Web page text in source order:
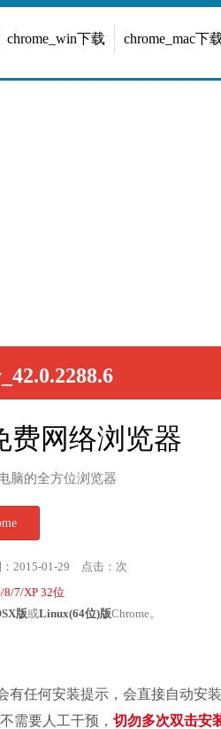
chrome_win下载 chrome_mac下
费网络浏览器
脑的全方位浏览器
2015-01-29 点击： 次
8/7/XP 32位
版或Linux(64位)版Chrome。
有任何安装提示，会直接自动安
需要人工干预， 切勿多次双击安